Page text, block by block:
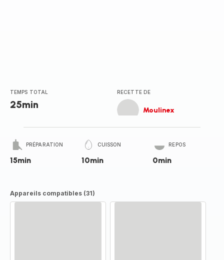
TEMPS TOTAL
25min
RECETTE DE
Moulinex
PRÉPARATION
15min
CUISSON
10min
REPOS
0min
Appareils compatibles (31)